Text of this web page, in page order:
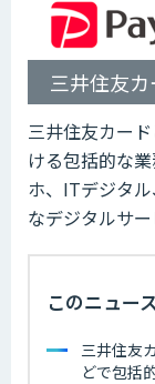
三井住友
三井住友カー
ける包括的な
ホ、ITデジタ
なデジタルサー
このニュー
三井住友
どで包括